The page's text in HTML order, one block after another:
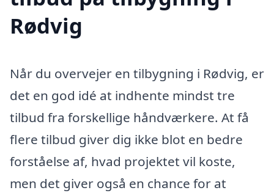
Rødvig
Når du overvejer en tilbygning i Rødvig, er
det en god idé at indhente mindst tre
tilbud fra forskellige håndværkere. At få
flere tilbud giver dig ikke blot en bedre
forståelse af, hvad projektet vil koste,
men det giver også en chance for at